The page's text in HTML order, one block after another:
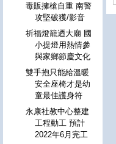
毒販擁槍自重 南警
攻堅破獲/影音
祈福燈籠迺大廟 國
小提燈用熱情參
與家鄉節慶文化
雙手抱只能給溫暖
安全座椅才是幼
童最佳護身符
永康社教中心整建
工程動工 預計
2022年6月完工